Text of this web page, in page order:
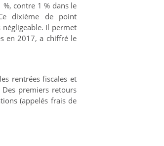
contre 1 % dans le
dixième de point
Il permet
en 2017, a chiffré le
rentrées fiscales et
premiers retours
(appelés frais de